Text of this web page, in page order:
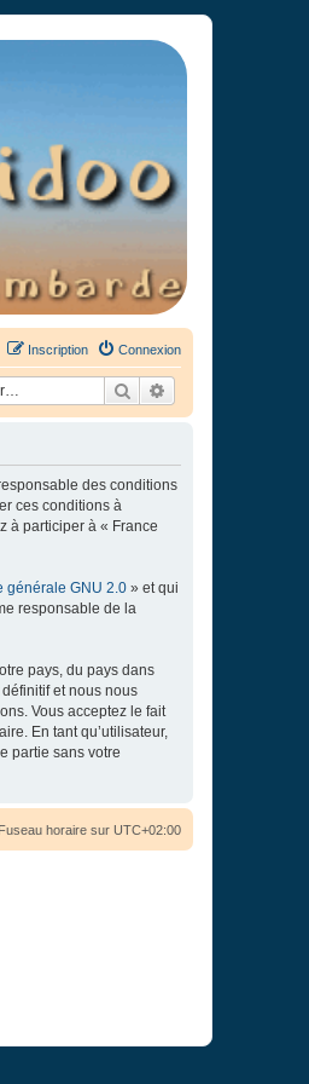
Connexion
Inscription
Rechercher
des conditions
ces conditions à
à participer à « France
générale GNU 2.0 » et qui
responsable de la
pays, du pays dans
et nous nous
Vous acceptez le fait
En tant qu’utilisateur,
partie sans votre
Fuseau horaire sur UTC+02:00